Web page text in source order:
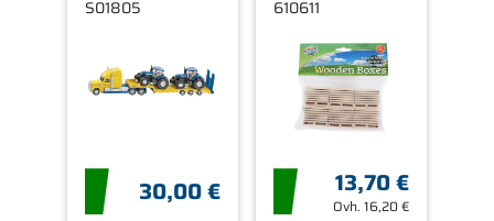
TRAKTORIT
S01805
30,00 €
610611
13,70 €
Ovh.16,20 €